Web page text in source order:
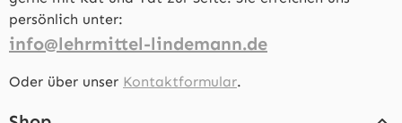
persönlich unter:
info@lehrmittel-lindemann.de
Oder über unser Kontaktformular.